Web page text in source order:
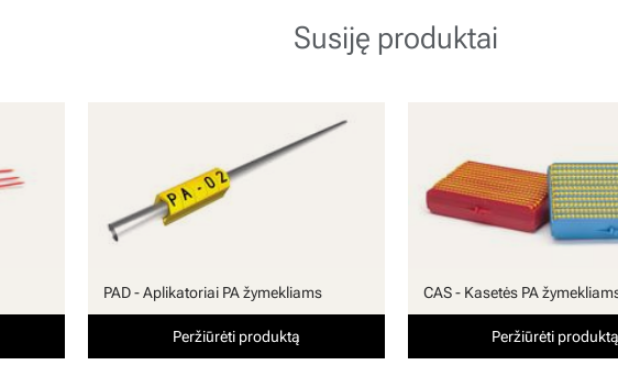
Susiję produktai
PAD - Aplikatoriai PA žymekliams
Peržiūrėti produktą
CAS - Kasetės PA
Peržiūrėti produktą